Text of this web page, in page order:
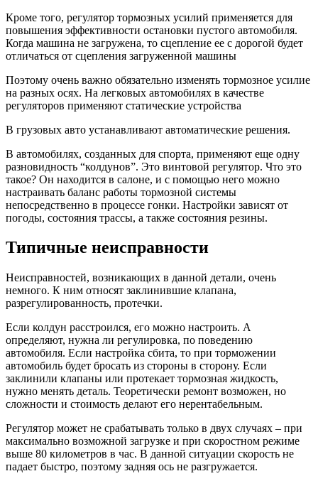
Кроме того, регулятор тормозных усилий применяется для
повышения эффективности остановки пустого автомобиля.
Когда машина не загружена, то сцепление ее с дорогой будет
отличаться от сцепления загруженной машины
Поэтому очень важно обязательно изменять тормозное усилие
на разных осях. На легковых автомобилях в качестве
регуляторов применяют статические устройства
В грузовых авто устанавливают автоматические решения.
В автомобилях, созданных для спорта, применяют еще одну
разновидность “колдунов”. Это винтовой регулятор. Что это
такое? Он находится в салоне, и с помощью него можно
настраивать баланс работы тормозной системы
непосредственно в процессе гонки. Настройки зависят от
погоды, состояния трассы, а также состояния резины.
Типичные неисправности
Неисправностей, возникающих в данной детали, очень
немного. К ним относят заклинившие клапана,
разрегулированность, протечки.
Если колдун расстроился, его можно настроить. А
определяют, нужна ли регулировка, по поведению
автомобиля. Если настройка сбита, то при торможении
автомобиль будет бросать из стороны в сторону. Если
заклинили клапаны или протекает тормозная жидкость,
нужно менять деталь. Теоретически ремонт возможен, но
сложности и стоимость делают его нерентабельным.
Регулятор может не срабатывать только в двух случаях – при
максимально возможной загрузке и при скоростном режиме
выше 80 километров в час. В данной ситуации скорость не
падает быстро, поэтому задняя ось не разгружается.